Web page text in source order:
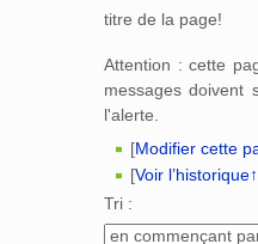
titre de la page!
Attention : cette
messages doivent
l'alerte.
[Modifier cette
[Voir l’historique↑
Tri :